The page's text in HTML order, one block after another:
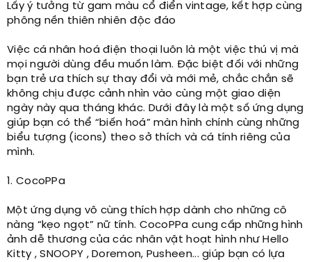
Lấy ý tưởng từ gam màu cổ điển vintage, kết hợp cùng
phông nền thiên nhiên độc đáo
Việc cá nhân hoá điện thoại luôn là một việc thú vị mà
mọi người dùng đều muốn làm. Đặc biệt đối với những
bạn trẻ ưa thích sự thay đổi và mới mẻ, chắc chắn sẽ
không chịu được cảnh nhìn vào cùng một giao diện
ngày này qua tháng khác. Dưới đây là một số ứng dụng
giúp bạn có thể “biến hoá” màn hình chính cùng những
biểu tượng (icons) theo sở thích và cá tính riêng của
mình.
1. CocoPPa
Một ứng dụng vô cùng thích hợp dành cho những cô
nàng “kẹo ngọt” nữ tính. CocoPPa cung cấp những hình
ảnh dễ thương của các nhân vật hoạt hình như Hello
Kitty , SNOOPY , Doremon, Pusheen... giúp bạn có lựa